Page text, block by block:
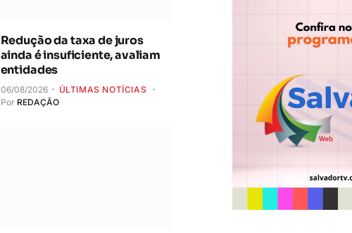
Redução da taxa de juros
ainda é insuficiente, avaliam
entidades
06/08/2026
ÚLTIMAS NOTÍCIAS
Por REDAÇÃO